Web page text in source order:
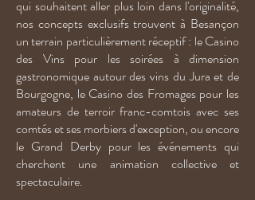
qui souhaitent aller plus loin dans l'originalité,
nos concepts exclusifs trouvent à Besançon
un terrain particulièrement réceptif : le Casino
des Vins pour les soirées à dimension
gastronomique autour des vins du Jura et de
Bourgogne, le Casino des Fromages pour les
amateurs de terroir franc-comtois avec ses
comtés et ses morbiers d'exception, ou encore
le Grand Derby pour les événements qui
cherchent une animation collective et
spectaculaire.